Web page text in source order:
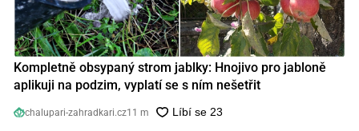
Kompletně obsypaný strom jablky: Hnojivo pro jabloně
aplikuji na podzim, vyplatí se s ním nešetřit
chalupari-zahradkari.cz11 m